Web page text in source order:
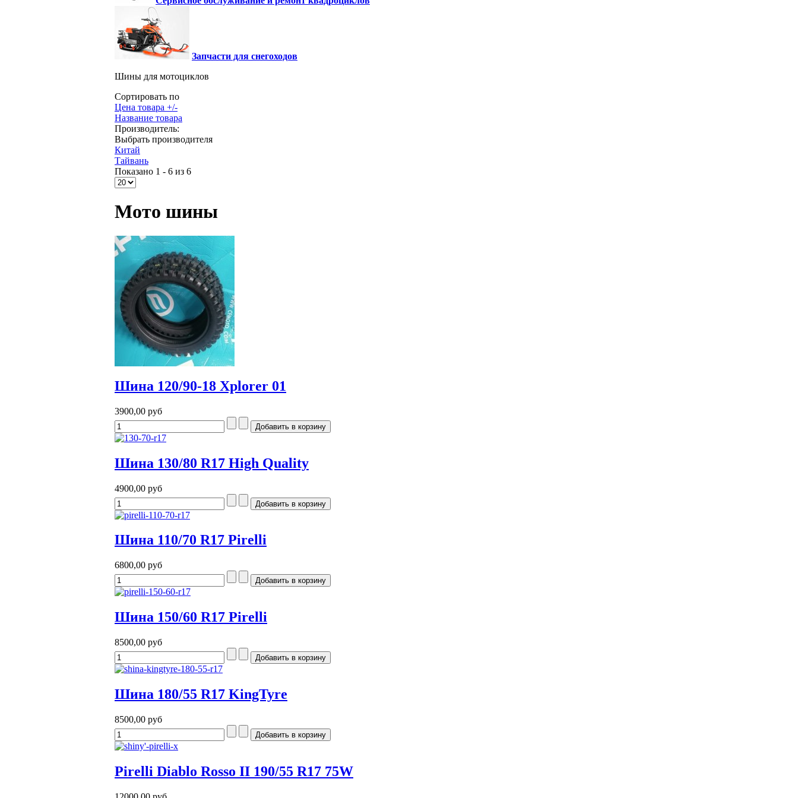
Запчасти для снегоходов
Шины для мотоциклов
Сортировать по
Цена товара +/-
Название товара
Производитель:
Выбрать производителя
Китай
Тайвань
Показано 1 - 6 из 6
Мото шины
Шина 120/90-18 Xplorer 01
3900,00 руб
Шина 130/80 R17 High Quality
4900,00 руб
Шина 110/70 R17 Pirelli
6800,00 руб
Шина 150/60 R17 Pirelli
8500,00 руб
Шина 180/55 R17 KingTyre
8500,00 руб
Pirelli Diablo Rosso II 190/55 R17 75W